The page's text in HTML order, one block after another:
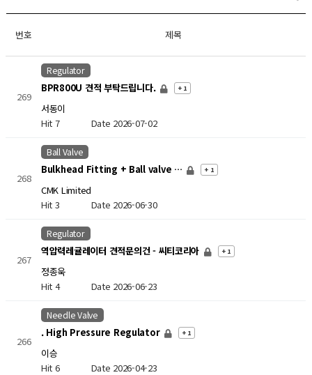
번호 제목
269
Regulator
BPR800U 견적 부탁드립니다. + 1
서동이
Hit 7 Date 2026-07-02
268
Ball Valve
Bulkhead Fitting + Ball valve … + 1
CMK Limited
Hit 3 Date 2026-06-30
267
Regulator
역압력레귤레이터 견적문의건 - 씨티코리아 + 1
정종욱
Hit 4 Date 2026-06-23
266
Needle Valve
. High Pressure Regulator + 1
이승
Hit 6 Date 2026-04-23